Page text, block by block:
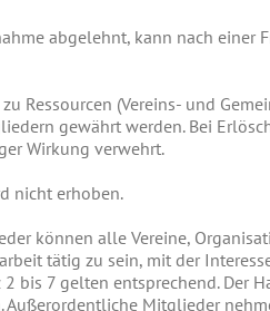
abgelehnt, kann nach einer
Ressourcen (Vereins- und
gewährt werden. Bei
Wirkung verwehrt.
nicht erhoben.
können alle Vereine,
tätig zu sein, mit der
2 bis 7 gelten entsprechend. Der
Mitglieder